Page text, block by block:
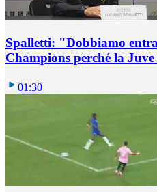
Spalletti: "Dobbiamo
Champions perché la
01:30